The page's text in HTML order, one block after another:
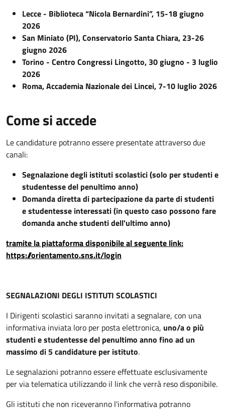
Lecce - Biblioteca “Nicola Bernardini”, 15-18 giugno
2026
San Miniato (PI), Conservatorio Santa Chiara, 23-26
giugno 2026
Torino - Centro Congressi Lingotto, 30 giugno - 3 luglio
2026
Roma, Accademia Nazionale dei Lincei, 7-10 luglio 2026
Come si accede
Le candidature potranno essere presentate attraverso due
canali:
Segnalazione degli istituti scolastici (solo per studenti e
studentesse del penultimo anno)
Domanda diretta di partecipazione da parte di studenti
e studentesse interessati (in questo caso possono fare
domanda anche studenti dell'ultimo anno)
tramite la piattaforma disponibile al seguente link:
https://orientamento.sns.it/login
SEGNALAZIONI DEGLI ISTITUTI SCOLASTICI
I Dirigenti scolastici saranno invitati a segnalare, con una
informativa inviata loro per posta elettronica, uno/a o più
studenti e studentesse del penultimo anno fino ad un
massimo di 5 candidature per istituto.
Le segnalazioni potranno essere effettuate esclusivamente
per via telematica utilizzando il link che verrà reso disponibile.
Gli istituti che non riceveranno l'informativa potranno